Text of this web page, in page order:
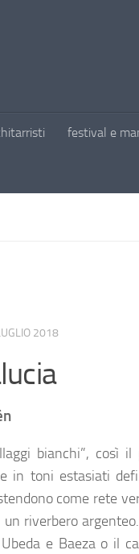
festival e
2018
bianchi”, così il
in toni estasiati
come rete
riverbero
e Baeza o il